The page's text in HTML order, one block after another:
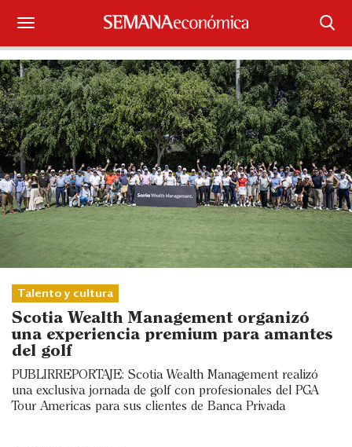
Suscríbase
Iniciar sesión
Portada
¿Qué está pasando?
Sectores y Empresas
Management
Legal y Política
Eventos
Blogs
Talento y cultura
Scotia Wealth Management organizó
una experiencia premium para amantes
del golf
PUBLIRREPORTAJE: Scotia Wealth Management realizó
una exclusiva jornada de golf con profesionales del PGA
Tour Americas para sus clientes de Banca Privada